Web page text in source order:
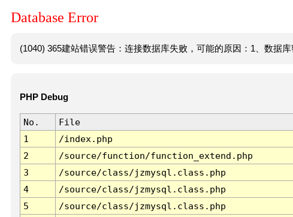
Database Error
(1040) 365建站错误警告：连接数据库失败，可能的原因：1、数据库
PHP Debug
No. File
1
/index.php
2
/source/function/function_extend.php
3
/source/class/jzmysql.class.php
4
/source/class/jzmysql.class.php
5
/source/class/jzmysql.class.php